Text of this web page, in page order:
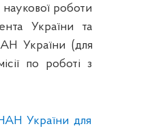
роботи
України та
України (для
по роботі з
України для